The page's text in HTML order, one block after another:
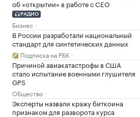
об «открытии» в работе с CEO
РАДИО
Бизнес
В России разработали национальный
стандарт для синтетических данных
Подписка на РБК
Причиной авиакатастрофы в США
стало испытание военными глушителя
GPS
Общество
Эксперты назвали кражу биткоина
признаком для разворота курса